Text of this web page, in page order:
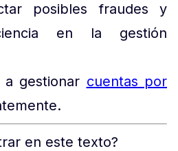
posibles fraudes y
en la gestión
gestionar cuentas por
en este texto?